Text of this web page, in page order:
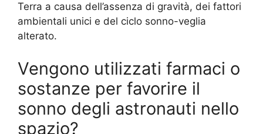
Terra a causa dell’assenza di gravità, dei fattori
ambientali unici e del ciclo sonno-veglia
alterato.
Vengono utilizzati farmaci o
sostanze per favorire il
sonno degli astronauti nello
spazio?